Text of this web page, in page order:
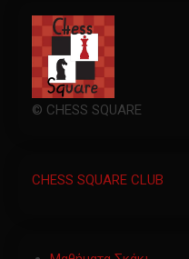
© CHESS SQUARE
CHESS SQUARE CLUB